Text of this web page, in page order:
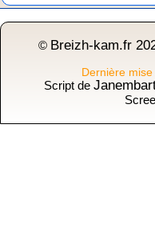
© Breizh-kam.fr
Dernière
Script de